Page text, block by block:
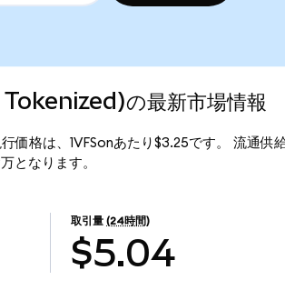
の最新市場情報
価格は、1VFSonあたり$3.25です。 流通
となります。
取引量 (24時間)
$5.04